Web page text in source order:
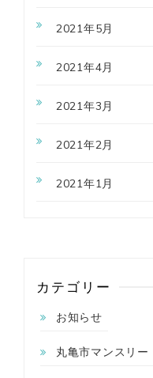
2021年5月
2021年4月
2021年3月
2021年2月
2021年1月
カテゴリー
お知らせ
丸亀市マンスリー